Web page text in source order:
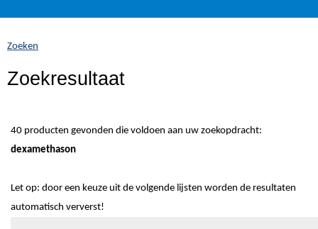
naar zich
hier:
Zoeken
Zoekresultaat
40 producten gevonden die voldoen aan uw zoekopdracht:
dexamethason
Let op: door een keuze uit de volgende lijsten worden de resultaten
automatisch ververst!